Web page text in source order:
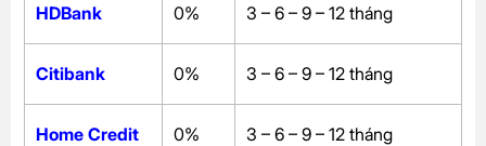
HDBank 0% 3 – 6 – 9 – 12 tháng
Citibank 0% 3 – 6 – 9 – 12 tháng
Home Credit 0% 3 – 6 – 9 – 12 tháng